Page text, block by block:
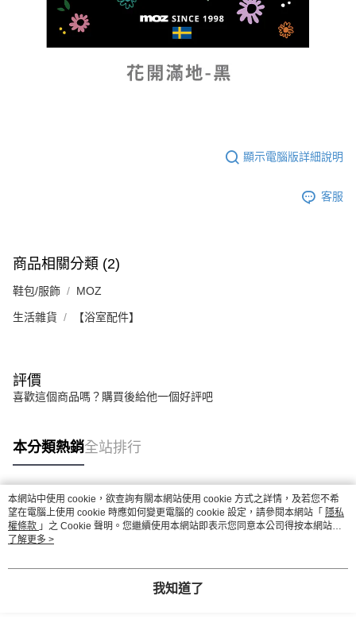
顯示電腦版詳細說明
客服
商品相關分類 (2)
鞋包/服飾 MOZ
生活雜貨 【浴室配件】
評價
喜歡這個商品嗎？購買後給他一個好評吧
本分類熱銷全站排行
熱門標籤
本網站中使用 cookie，欲查詢有關本網站使用 cookie 方式之詳情，及若您不希
望在電腦上使用 cookie 時應如何變更電腦的 cookie 設定，請參閱本網站「 隱私
權條款 」之 Cookie 聲明。您繼續使用本網站即表示您同意本公司得按本網站使
用條款之 Cookie 聲明使用 cookie。
了解更多 >
我知道了